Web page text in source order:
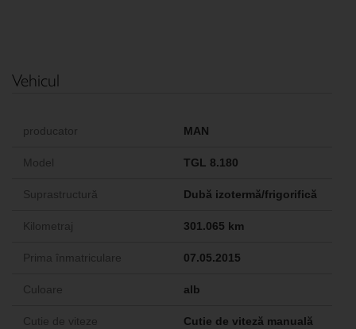
Vehicul
producator MAN
Model TGL 8.180
Suprastructură Dubă izotermă/frigorifică
Kilometraj 301.065 km
Prima înmatriculare 07.05.2015
Culoare alb
Cutie de viteze Cutie de viteză manuală